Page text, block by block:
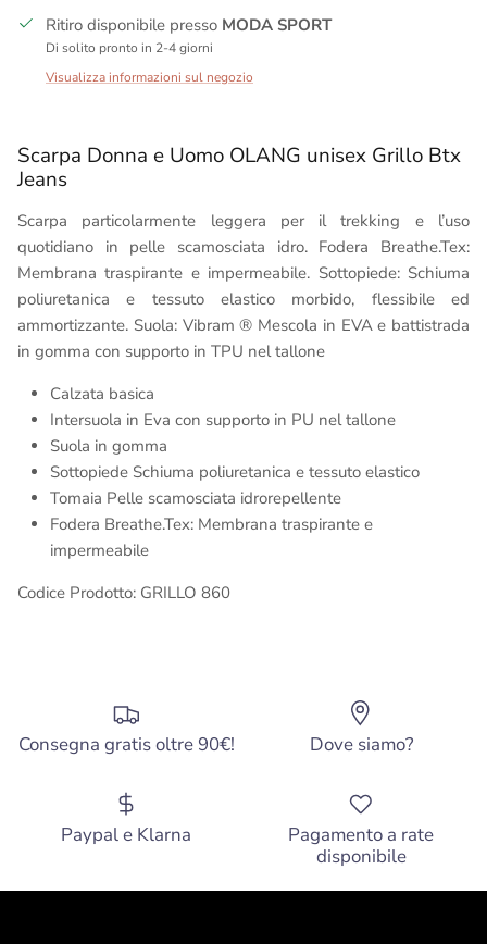
Ritiro disponibile presso MODA SPORT
Di solito pronto in 2-4 giorni
Visualizza informazioni sul negozio
Scarpa Donna e Uomo OLANG unisex Grillo Btx
Jeans
Scarpa particolarmente leggera per il trekking e l’uso
quotidiano in pelle scamosciata idro. Fodera Breathe.Tex:
Membrana traspirante e impermeabile. Sottopiede: Schiuma
poliuretanica e tessuto elastico morbido, flessibile ed
ammortizzante. Suola: Vibram ® Mescola in EVA e battistrada
in gomma con supporto in TPU nel tallone
Calzata basica
Intersuola in Eva con supporto in PU nel tallone
Suola in gomma
Sottopiede Schiuma poliuretanica e tessuto elastico
Tomaia Pelle scamosciata idrorepellente
Fodera Breathe.Tex: Membrana traspirante e
impermeabile
Codice Prodotto: GRILLO 860
Consegna gratis oltre 90€! Dove siamo?
Paypal e Klarna
Pagamento a rate
disponibile